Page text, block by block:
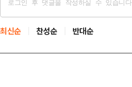
최신순 찬성순 반대순